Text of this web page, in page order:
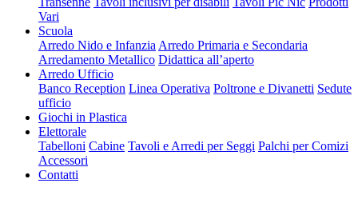
Vari
Scuola
Arredo Nido e Infanzia Arredo Primaria e Secondaria
Arredamento Metallico Didattica all’aperto
Arredo Ufficio
Banco Reception Linea Operativa Poltrone e Divanetti Sedute
ufficio
Giochi in Plastica
Elettorale
Tabelloni Cabine Tavoli e Arredi per Seggi Palchi per Comizi
Accessori
Contatti